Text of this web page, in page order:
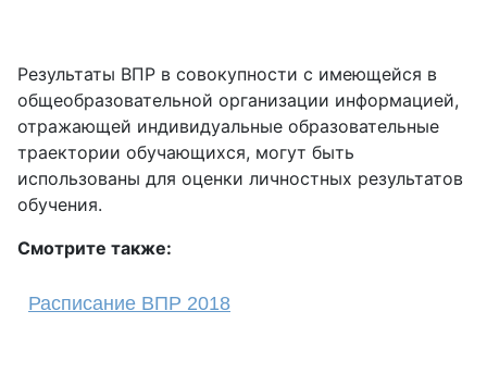
Результаты ВПР в совокупности с имеющейся в
общеобразовательной организации информацией,
отражающей индивидуальные образовательные
траектории обучающихся, могут быть
использованы для оценки личностных результатов
обучения.
Смотрите также:
Расписание ВПР 2018